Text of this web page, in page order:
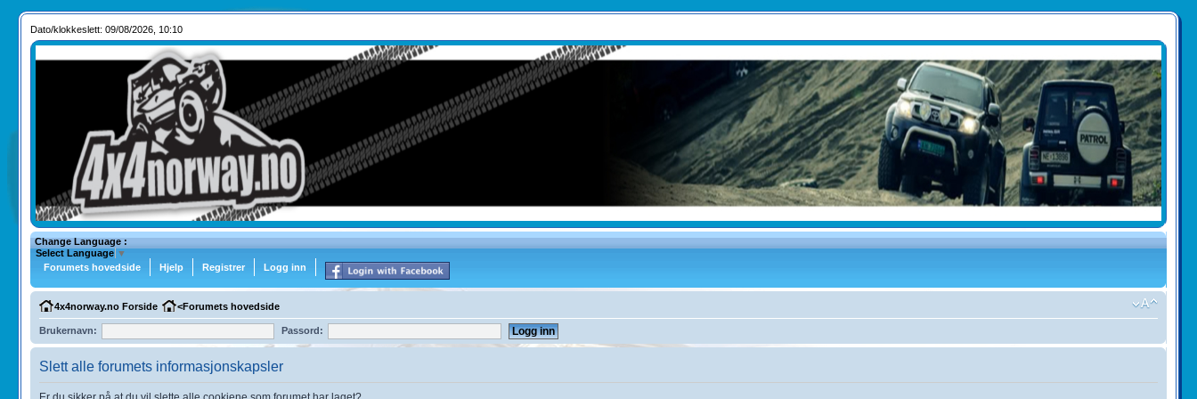
Dato/klokkeslett: 09/08/2026, 10:10
Change Language :
Select Language ▼
Forumets hovedside
Hjelp Registrer Logg inn
4x4norway.no Forside <Forumets hovedside
Brukernavn: Passord:
Slett alle forumets informasjonskapsler